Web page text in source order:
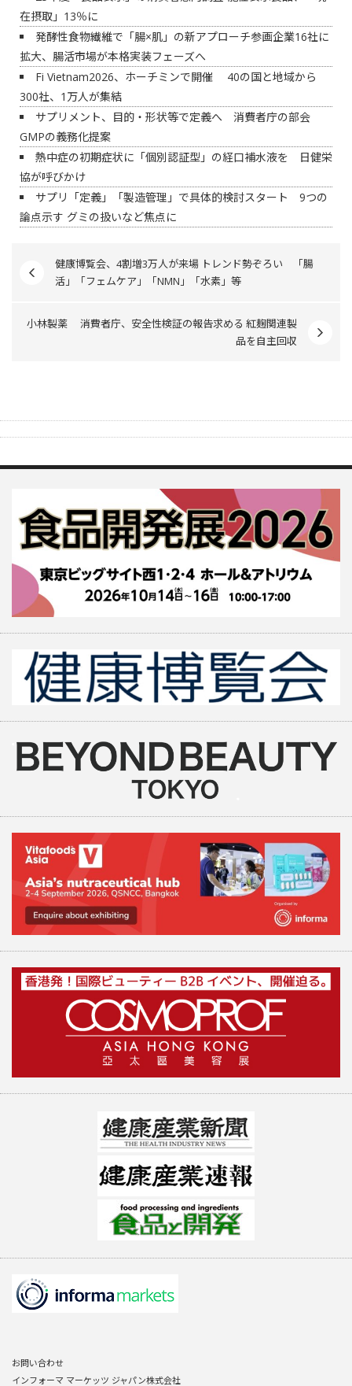
在摂取」13％に
発酵性食物繊維で「腸×肌」の新アプローチ参画企業16社に
拡大、腸活市場が本格実装フェーズへ
Fi Vietnam2026、ホーチミンで開催 40の国と地域から
300社、1万人が集結
サプリメント、目的・形状等で定義へ 消費者庁の部会
GMPの義務化提案
熱中症の初期症状に「個別認証型」の経口補水液を 日健栄
協が呼びかけ
サプリ「定義」「製造管理」で具体的検討スタート 9つの
論点示す グミの扱いなど焦点に
健康博覧会、4割増3万人が来場 トレンド勢ぞろい 「腸
活」「フェムケア」「NMN」「水素」等
小林製薬 消費者庁、安全性検証の報告求める 紅麹関連製
品を自主回収
お問い合わせ
インフォーマ マーケッツ ジャパン株式会社